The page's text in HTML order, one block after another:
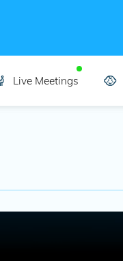
Live Meetings